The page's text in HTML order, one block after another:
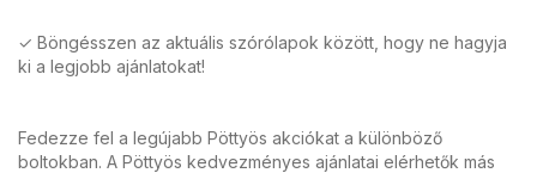
✓ Böngésszen az aktuális szórólapok között, hogy ne hagyja
ki a legjobb ajánlatokat!
Fedezze fel a legújabb Pöttyös akciókat a különböző
boltokban. A Pöttyös kedvezményes ajánlatai elérhetők más